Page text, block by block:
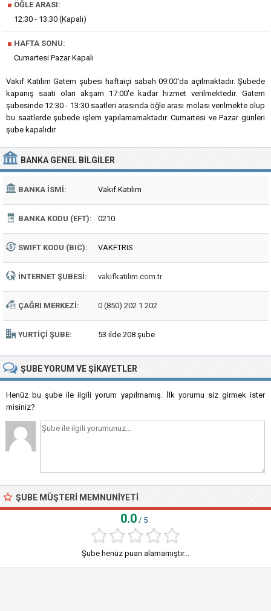
■ ÖĞLE ARASI:
12:30 - 13:30 (Kapalı)
■ HAFTA SONU:
Cumartesi Pazar Kapalı
Vakıf Katılım Gatem şubesi haftaiçi sabah 09:00'da açılmaktadır. Şubede
kapanış saati olan akşam 17:00'e kadar hizmet verilmektedir. Gatem
şubesinde 12:30 - 13:30 saatleri arasında öğle arası molası verilmekte olup
bu saatlerde şubede işlem yapılamamaktadır. Cumartesi ve Pazar günleri
şube kapalıdır.
BANKA GENEL BILGILER
BANKA İSMI: Vakıf Katılım
BANKA KODU (EFT): 0210
SWIFT KODU (BIC): VAKFTRIS
İNTERNET ŞUBESI: vakifkatilim.com.tr
ÇAĞRI MERKEZI: 0 (850) 202 1 202
YURTIÇI ŞUBE: 53 ilde 208 şube
ŞUBEYORUM VE ŞIKAYETLER
Henüz bu şube ile ilgili yorum yapılmamış. İlk yorumu siz girmek ister
misiniz?
ŞUBE MÜŞTERI MEMNUNIYETI
0.0 / 5
Şube henüz puan alamamıştır...